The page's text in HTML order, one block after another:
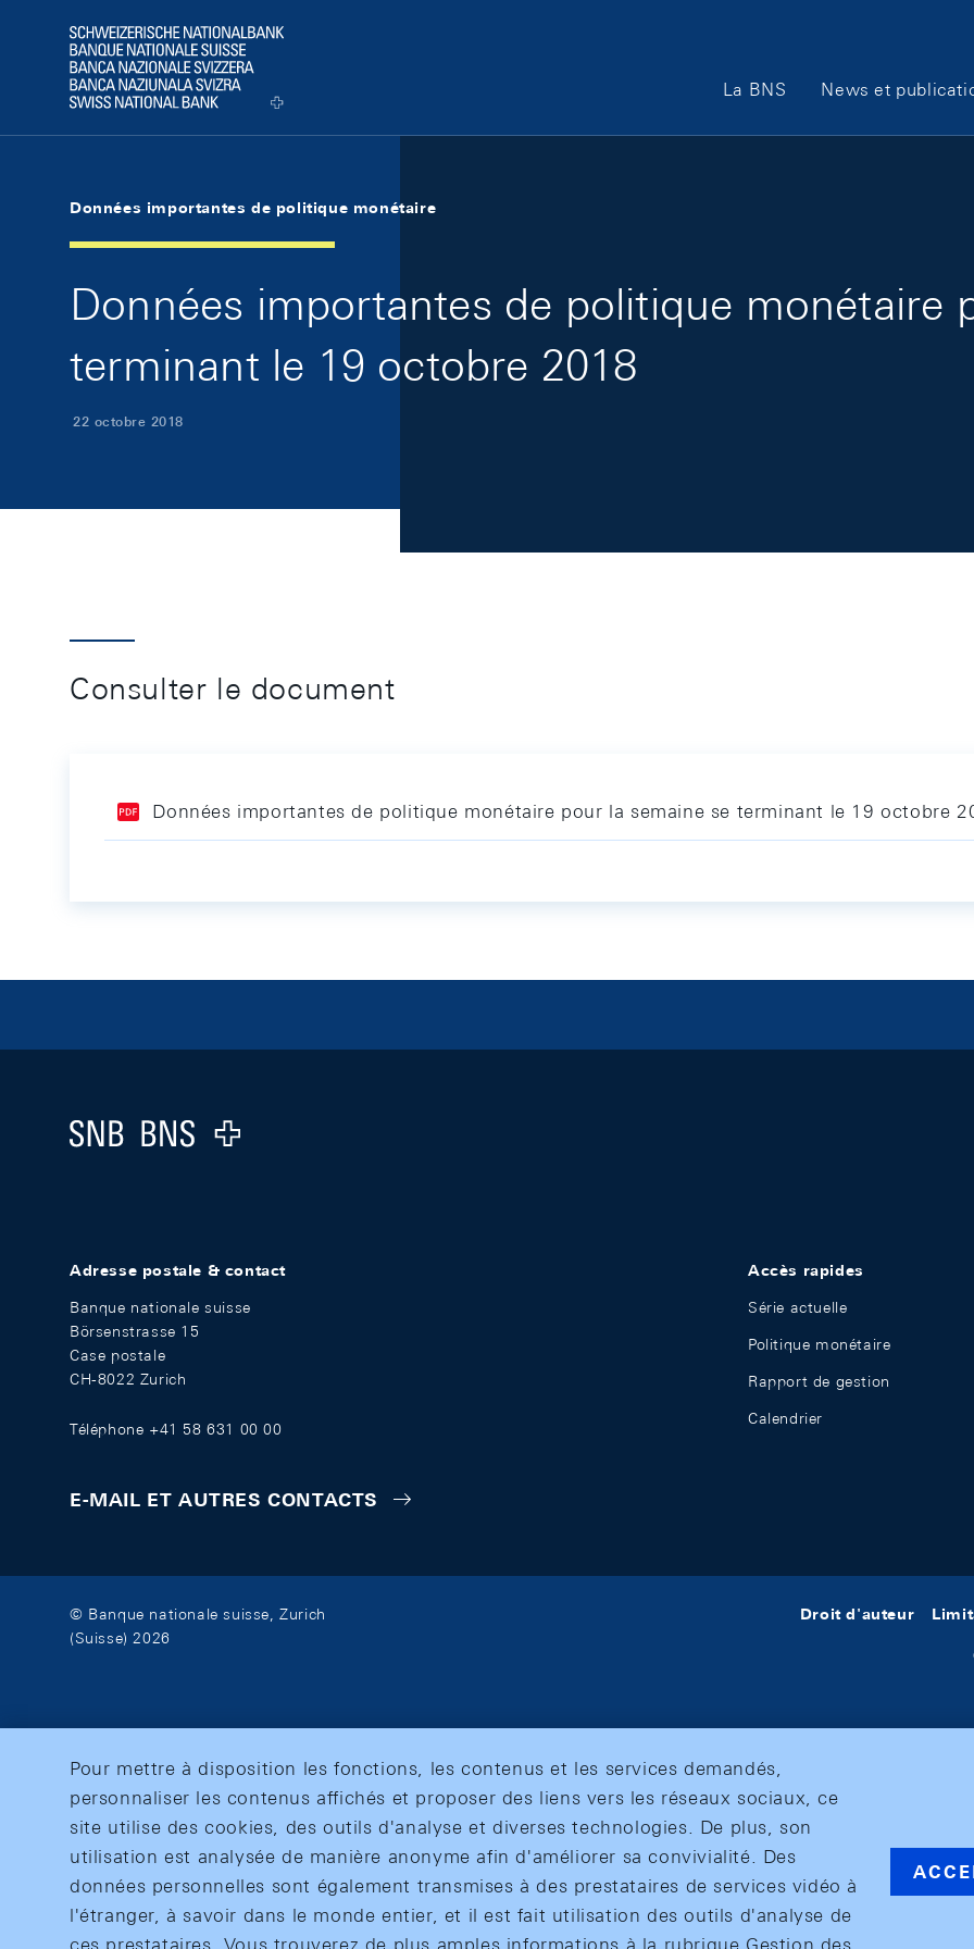
Logo
Main Navigation
La BNS News et
Données importantes de politique monétaire
Données importantes de politique monétaire
terminant le 19 octobre 2018
22 octobre 2018
Consulter le document
Données importantes de politique monétaire pour la semaine se terminant le 19 octobre
Logo
Adresse postale & contact
Banque nationale suisse
Börsenstrasse 15
Case postale
CH-8022 Zurich
Téléphone +41 58 631 00 00
E-MAIL ET AUTRES CONTACTS
Accès rapides
Série actuelle
Politique monétaire
Rapport de gestion
Calendrier
© Banque nationale suisse, Zurich
(Suisse) 2026
Droit d'auteur
Pour mettre à disposition les fonctions, les contenus et les services demandés,
personnaliser les contenus affichés et proposer des liens vers les réseaux sociaux, ce
site utilise des cookies, des outils d'analyse et diverses technologies. De plus, son
utilisation est analysée de manière anonyme afin d'améliorer sa convivialité. Des
données personnelles sont également transmises à des prestataires de services vidéo à
l'étranger, à savoir dans le monde entier, et il est fait utilisation des outils d'analyse de